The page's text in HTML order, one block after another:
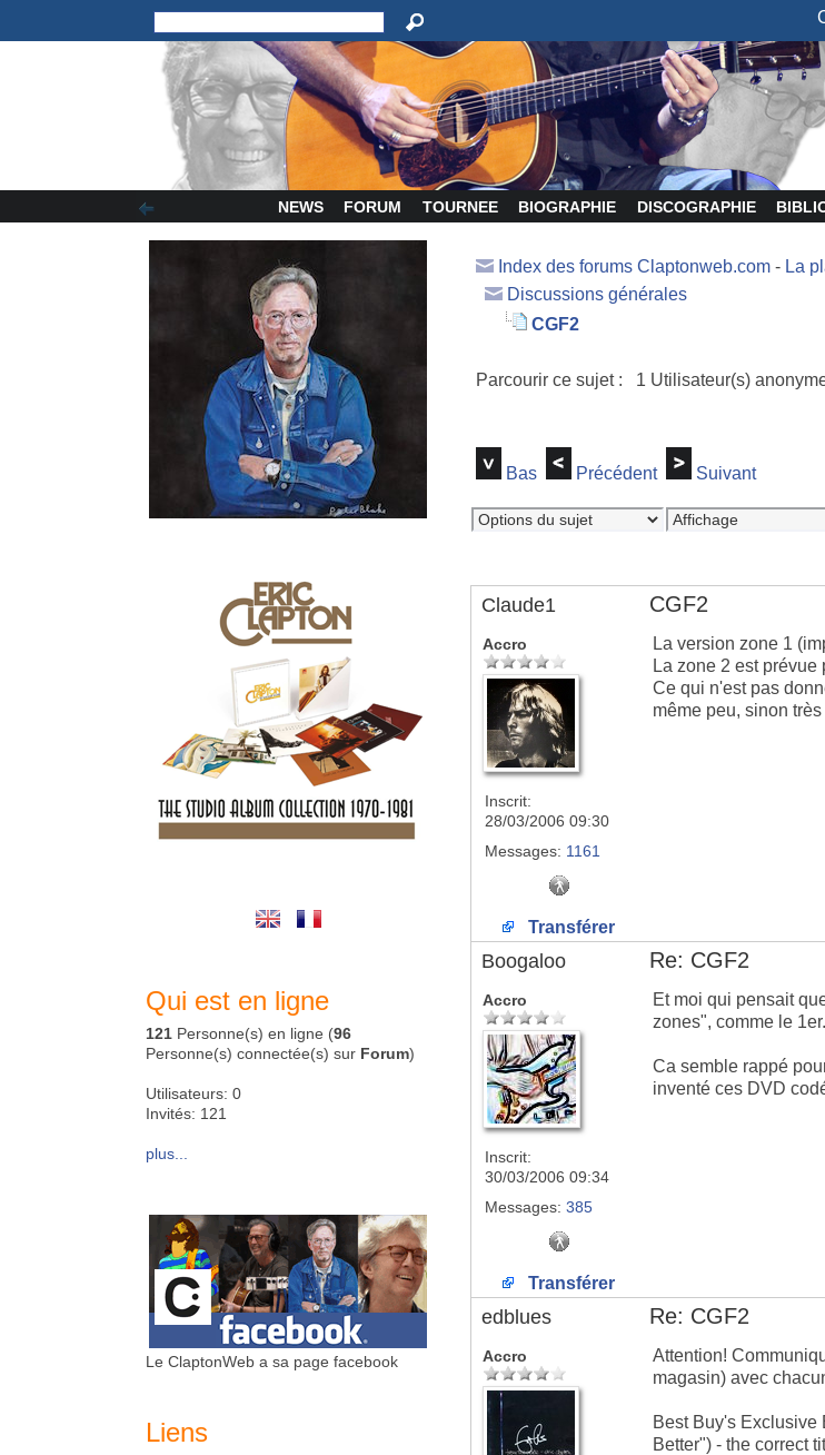
NEWS FORUM TOURNEE BIOGRAPHIE DISCOGRAPHIE
Qui est en ligne
121 Personne(s) en ligne (96
Personne(s) connectée(s) sur Forum)
Utilisateurs: 0
Invités: 121
plus...
Le ClaptonWeb a sa page facebook
Liens
Index des forums Claptonweb.com - La
Discussions générales
CGF2
Parcourir ce sujet : 1 Utilisateur(s)
Bas Précédent Suivant
Claude1 CGF2
Accro
Inscrit:
28/03/2006 09:30
Messages: 1161
La version zone 1
La zone 2 est
Ce qui n'est pas
même peu, sinon très
Transférer
Boogaloo Re: CGF2
Accro
Inscrit:
30/03/2006 09:34
Messages: 385
Et moi qui pensait
zones", comme le 1er.
Ca semble rappé
inventé ces DVD
Transférer
edblues Re: CGF2
Accro
Attention!
magasin) avec
Best Buy's Exclusive
Better") - the correct